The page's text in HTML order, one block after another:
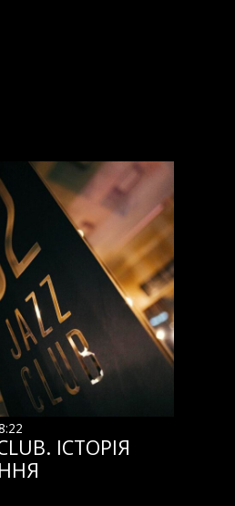
ІСТОРІЯ